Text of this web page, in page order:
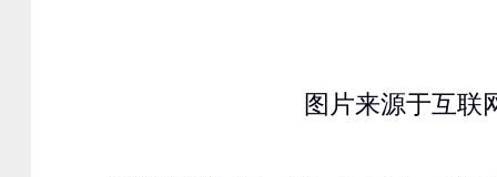
图片来源于互联